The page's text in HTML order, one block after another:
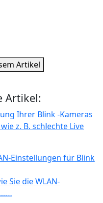
Artikel
Artikel:
Ihrer Blink -Kameras
z. B. schlechte Live
Einstellungen für Blink
Sie die WLAN-